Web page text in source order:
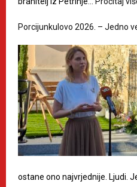
Porcijunkulovo 2026. – Jedno
ostane ono najvrjednije. Ljudi.